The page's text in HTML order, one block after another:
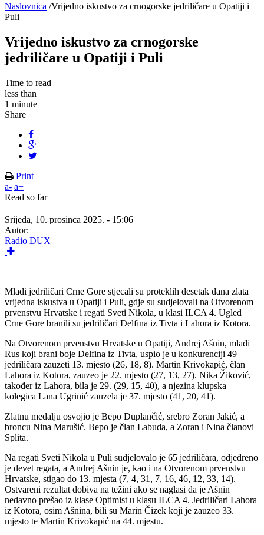
Naslovnica /Vrijedno iskustvo za crnogorske jedriličare u Opatiji i
Puli
Vrijedno iskustvo za crnogorske
jedriličare u Opatiji i Puli
Time to read
less than
1 minute
Share
Print
a- a+
Read so far
Srijeda, 10. prosinca 2025. - 15:06
Autor:
Radio DUX
Mladi jedriličari Crne Gore stjecali su proteklih desetak dana zlata
vrijedna iskustva u Opatiji i Puli, gdje su sudjelovali na Otvorenom
prvenstvu Hrvatske i regati Sveti Nikola, u klasi ILCA 4. Ugled
Crne Gore branili su jedriličari Delfina iz Tivta i Lahora iz Kotora.
Na Otvorenom prvenstvu Hrvatske u Opatiji, Andrej Ašnin, mladi
Rus koji brani boje Delfina iz Tivta, uspio je u konkurenciji 49
jedriličara zauzeti 13. mjesto (26, 18, 8). Martin Krivokapić, član
Lahora iz Kotora, zauzeo je 22. mjesto (27, 13, 27). Nika Žiković,
također iz Lahora, bila je 29. (29, 15, 40), a njezina klupska
kolegica Lana Ugrinić zauzela je 37. mjesto (41, 20, 41).
Zlatnu medalju osvojio je Bepo Duplančić, srebro Zoran Jakić, a
broncu Nina Marušić. Bepo je član Labuda, a Zoran i Nina članovi
Splita.
Na regati Sveti Nikola u Puli sudjelovalo je 65 jedriličara, odjedreno
je devet regata, a Andrej Ašnin je, kao i na Otvorenom prvenstvu
Hrvatske, stigao do 13. mjesta (7, 4, 31, 7, 16, 46, 12, 33, 14).
Ostvareni rezultat dobiva na težini ako se naglasi da je Ašnin
nedavno prešao iz klase Optimist u klasu ILCA 4. Jedriličari Lahora
iz Kotora, osim Ašnina, bili su Marin Čizek koji je zauzeo 33.
mjesto te Martin Krivokapić na 44. mjestu.